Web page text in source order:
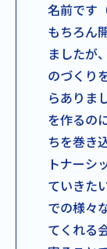
名前です
もちろん
ましたが
のづくり
らありま
を作るの
ちを巻き
トナーシ
ていきた
での様々
てくれる